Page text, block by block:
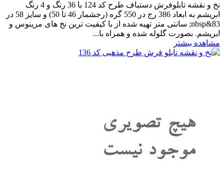
نخ و نقشه تابلوفرش دستباف طرح کد 124 با 36 رنگ و 4 رنگ
ابریشم به ابعاد 386 رج در 550 گره (رجشمار 46 تا 50) و سایز 58 در
83&nbsp; سانتی متر تهیه شده از با کیفیت ترین نخ های مرینوس و
ابریشم. بصورت گلوله شده و همراه با...
مشاهده بیشتر